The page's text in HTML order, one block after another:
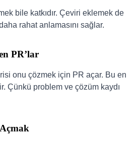
bile katkıdır. Çeviri eklemek de
rahat anlamasını sağlar.
PR’lar
onu çözmek için PR açar. Bu en
Çünkü problem ve çözüm kaydı